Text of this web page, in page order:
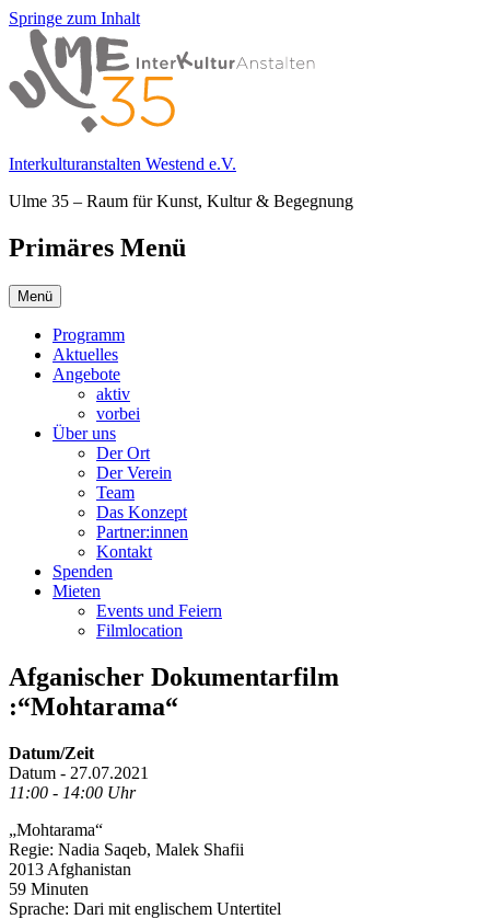
Springe zum Inhalt
Interkulturanstalten Westend e.V.
Ulme 35 – Raum für Kunst, Kultur & Begegnung
Primäres Menü
Menü
Programm
Aktuelles
Angebote
aktiv
vorbei
Über uns
Der Ort
Der Verein
Team
Das Konzept
Partner:innen
Kontakt
Spenden
Mieten
Events und Feiern
Filmlocation
Afganischer Dokumentarfilm
:“Mohtarama“
Datum/Zeit
Datum - 27.07.2021
11:00 - 14:00 Uhr
„Mohtarama“
Regie: Nadia Saqeb, Malek Shafii
2013 Afghanistan
59 Minuten
Sprache: Dari mit englischem Untertitel